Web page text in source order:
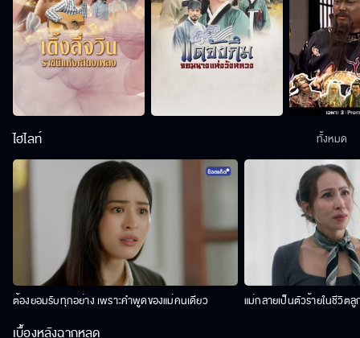
ไฮไลท์
ต้องยอมรับทุกอย่าง เพราะคำพูดของแม่คนเดียว แม่กลายเป็นตัวร้ายในชีวิตลู
ทั้งหมด
เบื้องหลังฉากหลุด